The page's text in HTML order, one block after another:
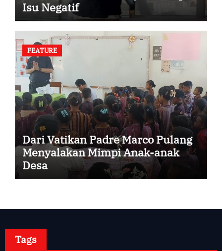
Isu Negatif
FEATURE
Dari Vatikan Padre Marco Pulang
Menyalakan Mimpi Anak-anak
Desa
Tags